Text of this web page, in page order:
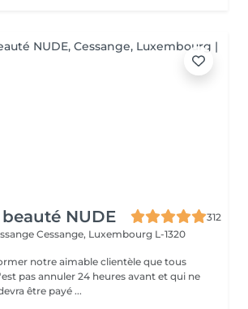
NUDE
312
Cessange, Luxembourg L-1320
notre aimable clientèle que tous
pas annuler 24 heures avant et qui ne
être payé ...